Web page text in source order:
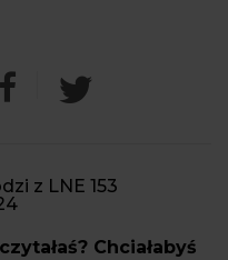
z LNE 153
Chciałabyś